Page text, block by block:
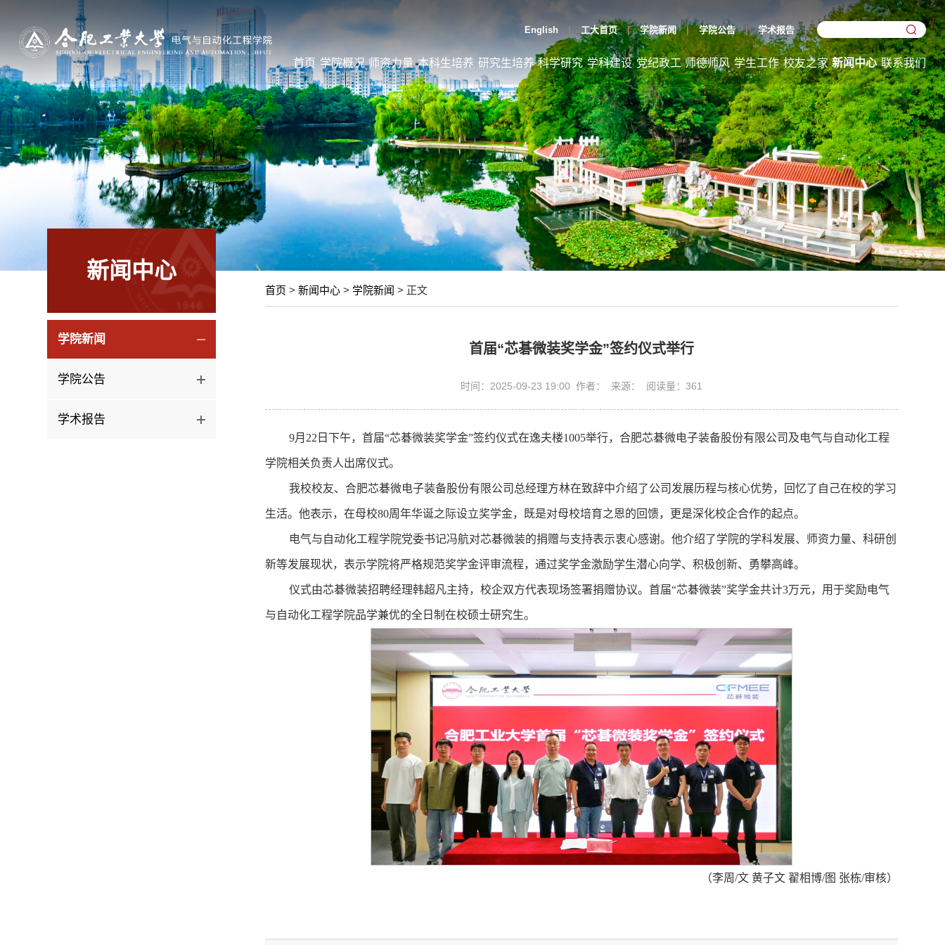
English 工大首页 学院新闻 学院公告 学术报告
首页 学院概况 师资力量 本科生培养 研究生培养 科学研究 学科建设 党纪政工 师德师风 学生工作 校友之家 新闻中心 联系我们
新闻中心
学院新闻
学院公告
学术报告
首页 >新闻中心 >学院新闻 > 正文
首届“芯碁微装奖学金”签约仪式举行
时间：2025-09-23 19:00 作者： 来源： 阅读量： 361
9月22日下午，首届“芯碁微装奖学金”签约仪式在逸夫楼1005举行，合肥芯碁微电子装备股份有限公司及电气与自动化工程
学院相关负责人出席仪式。
我校校友、合肥芯碁微电子装备股份有限公司总经理方林在致辞中介绍了公司发展历程与核心优势，回忆了自己在校的学习
生活。他表示，在母校80周年华诞之际设立奖学金，既是对母校培育之恩的回馈，更是深化校企合作的起点。
电气与自动化工程学院党委书记冯航对芯碁微装的捐赠与支持表示衷心感谢。他介绍了学院的学科发展、师资力量、科研创
新等发展现状，表示学院将严格规范奖学金评审流程，通过奖学金激励学生潜心向学、积极创新、勇攀高峰。
仪式由芯碁微装招聘经理韩超凡主持，校企双方代表现场签署捐赠协议。首届“芯碁微装”奖学金共计3万元，用于奖励电气
与自动化工程学院品学兼优的全日制在校硕士研究生。
（李周/文 黄子文 翟相博/图 张栋/审核）